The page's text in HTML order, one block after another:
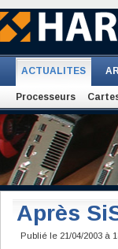
ACTUALITES
Processeurs
Après
Publié le 21/04/2003 à